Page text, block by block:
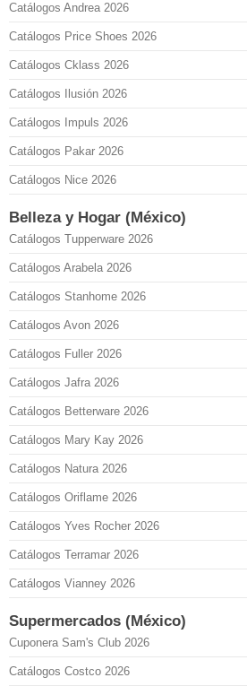
Catálogos Andrea 2026
Catálogos Price Shoes 2026
Catálogos Cklass 2026
Catálogos Ilusión 2026
Catálogos Impuls 2026
Catálogos Pakar 2026
Catálogos Nice 2026
Belleza y Hogar (México)
Catálogos Tupperware 2026
Catálogos Arabela 2026
Catálogos Stanhome 2026
Catálogos Avon 2026
Catálogos Fuller 2026
Catálogos Jafra 2026
Catálogos Betterware 2026
Catálogos Mary Kay 2026
Catálogos Natura 2026
Catálogos Oriflame 2026
Catálogos Yves Rocher 2026
Catálogos Terramar 2026
Catálogos Vianney 2026
Supermercados (México)
Cuponera Sam's Club 2026
Catálogos Costco 2026